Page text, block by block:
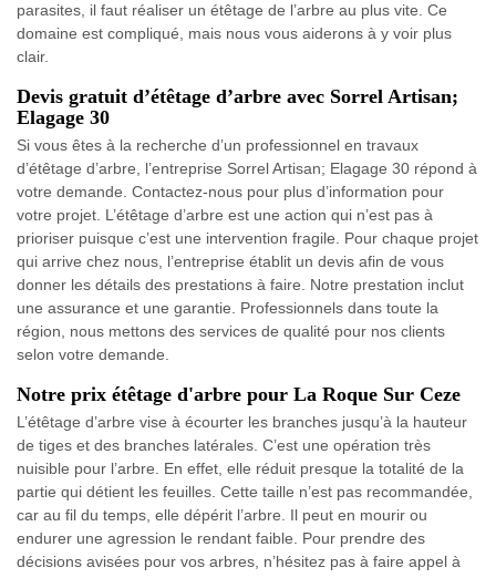
parasites, il faut réaliser un étêtage de l’arbre au plus vite. Ce
domaine est compliqué, mais nous vous aiderons à y voir plus
clair.
Devis gratuit d’étêtage d’arbre avec Sorrel Artisan;
Elagage 30
Si vous êtes à la recherche d’un professionnel en travaux
d’étêtage d’arbre, l’entreprise Sorrel Artisan; Elagage 30 répond à
votre demande. Contactez-nous pour plus d’information pour
votre projet. L’étêtage d’arbre est une action qui n’est pas à
prioriser puisque c’est une intervention fragile. Pour chaque projet
qui arrive chez nous, l’entreprise établit un devis afin de vous
donner les détails des prestations à faire. Notre prestation inclut
une assurance et une garantie. Professionnels dans toute la
région, nous mettons des services de qualité pour nos clients
selon votre demande.
Notre prix étêtage d'arbre pour La Roque Sur Ceze
L’étêtage d’arbre vise à écourter les branches jusqu’à la hauteur
de tiges et des branches latérales. C’est une opération très
nuisible pour l’arbre. En effet, elle réduit presque la totalité de la
partie qui détient les feuilles. Cette taille n’est pas recommandée,
car au fil du temps, elle dépérit l’arbre. Il peut en mourir ou
endurer une agression le rendant faible. Pour prendre des
décisions avisées pour vos arbres, n’hésitez pas à faire appel à